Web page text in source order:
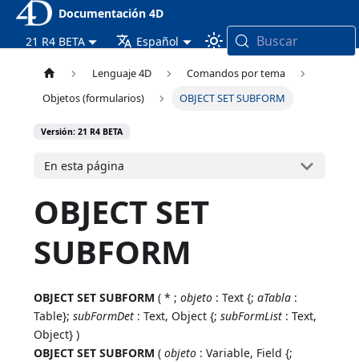
Documentación 4D
21 R4 BETA
Español Buscar
Lenguaje 4D
Comandos por tema
Objetos (formularios)
OBJECT SET SUBFORM
Versión: 21 R4 BETA
En esta página
OBJECT SET
SUBFORM
OBJECT SET SUBFORM ( * ;objeto : Text {;aTabla :
Table};subFormDet : Text, Object {;subFormList : Text,
Object} )
OBJECT SET SUBFORM (objeto : Variable, Field {;